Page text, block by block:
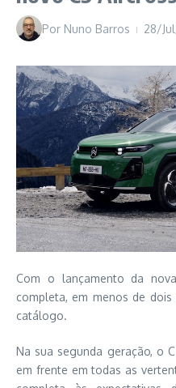
Por Nuno Barros 28/
Com o lançamento da
completa, em menos de
catálogo.
Na sua segunda geração, o
em frente em todas as